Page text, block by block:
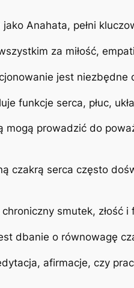
Anahata, pełni
za miłość,
jest
funkcje serca, płuc,
mogą prowadzić do
czakrą serca często
smutek, złość
dbanie o równowagę
afirmacje, czy